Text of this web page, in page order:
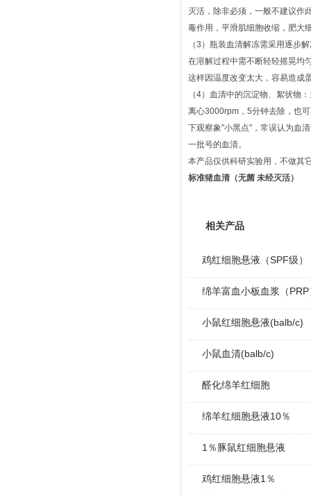
灭活，除非必须，一般不建议作
毒作用，平滑肌细胞收缩，肥大
（3）瓶装血清解冻需采用逐
在溶解过程中需不断轻轻摇晃均
这样因温度改变太大，容易造成
（4）血清中的沉淀物、絮状物
离心3000rpm，5分钟去除，也
下观察象"小黑点"，常误认为血
一批号的血清。
本产品仅供科研实验用，不做其
标准猪血清（无菌 未经灭活）
相关产品
鸡红细胞悬液（SPF级）
绵羊富血小板血浆（PRP
小鼠红细胞悬液(balb/c)
小鼠血清(balb/c)
醛化绵羊红细胞
绵羊红细胞悬液10％
1％豚鼠红细胞悬液
鸡红细胞悬液1％